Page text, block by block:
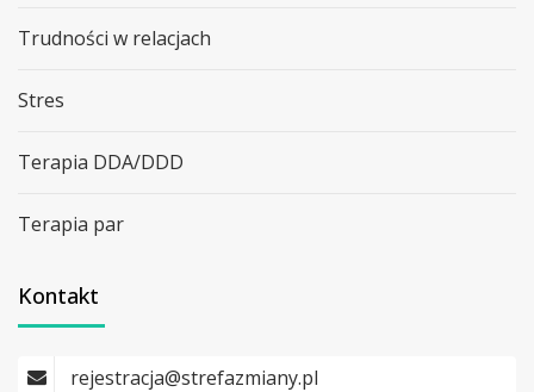
Trudności w relacjach
Stres
Terapia DDA/DDD
Terapia par
Kontakt
rejestracja@strefazmiany.pl